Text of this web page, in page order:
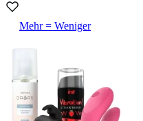
Mehr = Weniger